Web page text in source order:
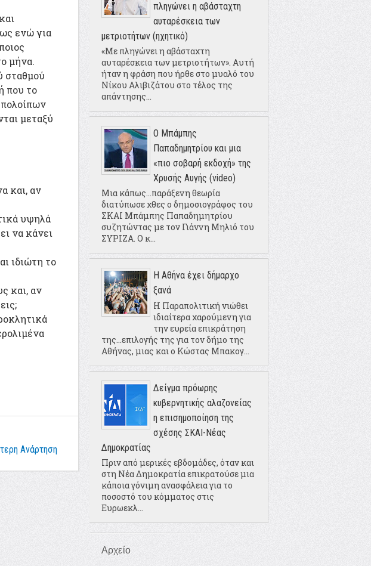
ενώ για
μήνα.
σταθμού
που το
μεταξύ
και, αν
υψηλά
να κάνει
ιδιώτη το
και, αν
Ανάρτηση
πληγώνει η αβάσταχτη
αυταρέσκεια των
μετριοτήτων (ηχητικό)
«Με πληγώνει η αβάσταχτη
αυταρέσκεια των μετριοτήτων». Αυτή
ήταν η φράση που ήρθε στο μυαλό του
Νίκου Αλιβιζάτου στο τέλος της
απάντησης...
Ο Μπάμπης
Παπαδημητρίου και μια
«πιο σοβαρή εκδοχή» της
Χρυσής Αυγής (video)
Μια κάπως...παράξενη θεωρία
διατύπωσε χθες ο δημοσιογράφος του
ΣΚΑΙ Μπάμπης Παπαδημητρίου
συζητώντας με τον Γιάννη Μηλιό του
ΣΥΡΙΖΑ. Ο κ...
Η Αθήνα έχει δήμαρχο
ξανά
Η Παραπολιτική νιώθει
ιδιαίτερα χαρούμενη για
την ευρεία επικράτηση
της...επιλογής της για τον δήμο της
Αθήνας, μιας και ο Κώστας Μπακογ...
Δείγμα πρόωρης
κυβερνητικής αλαζονείας
η επισημοποίηση της
σχέσης ΣΚΑΙ-Νέας
Δημοκρατίας
Πριν από μερικές εβδομάδες, όταν και
στη Νέα Δημοκρατία επικρατούσε μια
κάποια γόνιμη ανασφάλεια για το
ποσοστό του κόμματος στις
Ευρωεκλ...
Αρχείο